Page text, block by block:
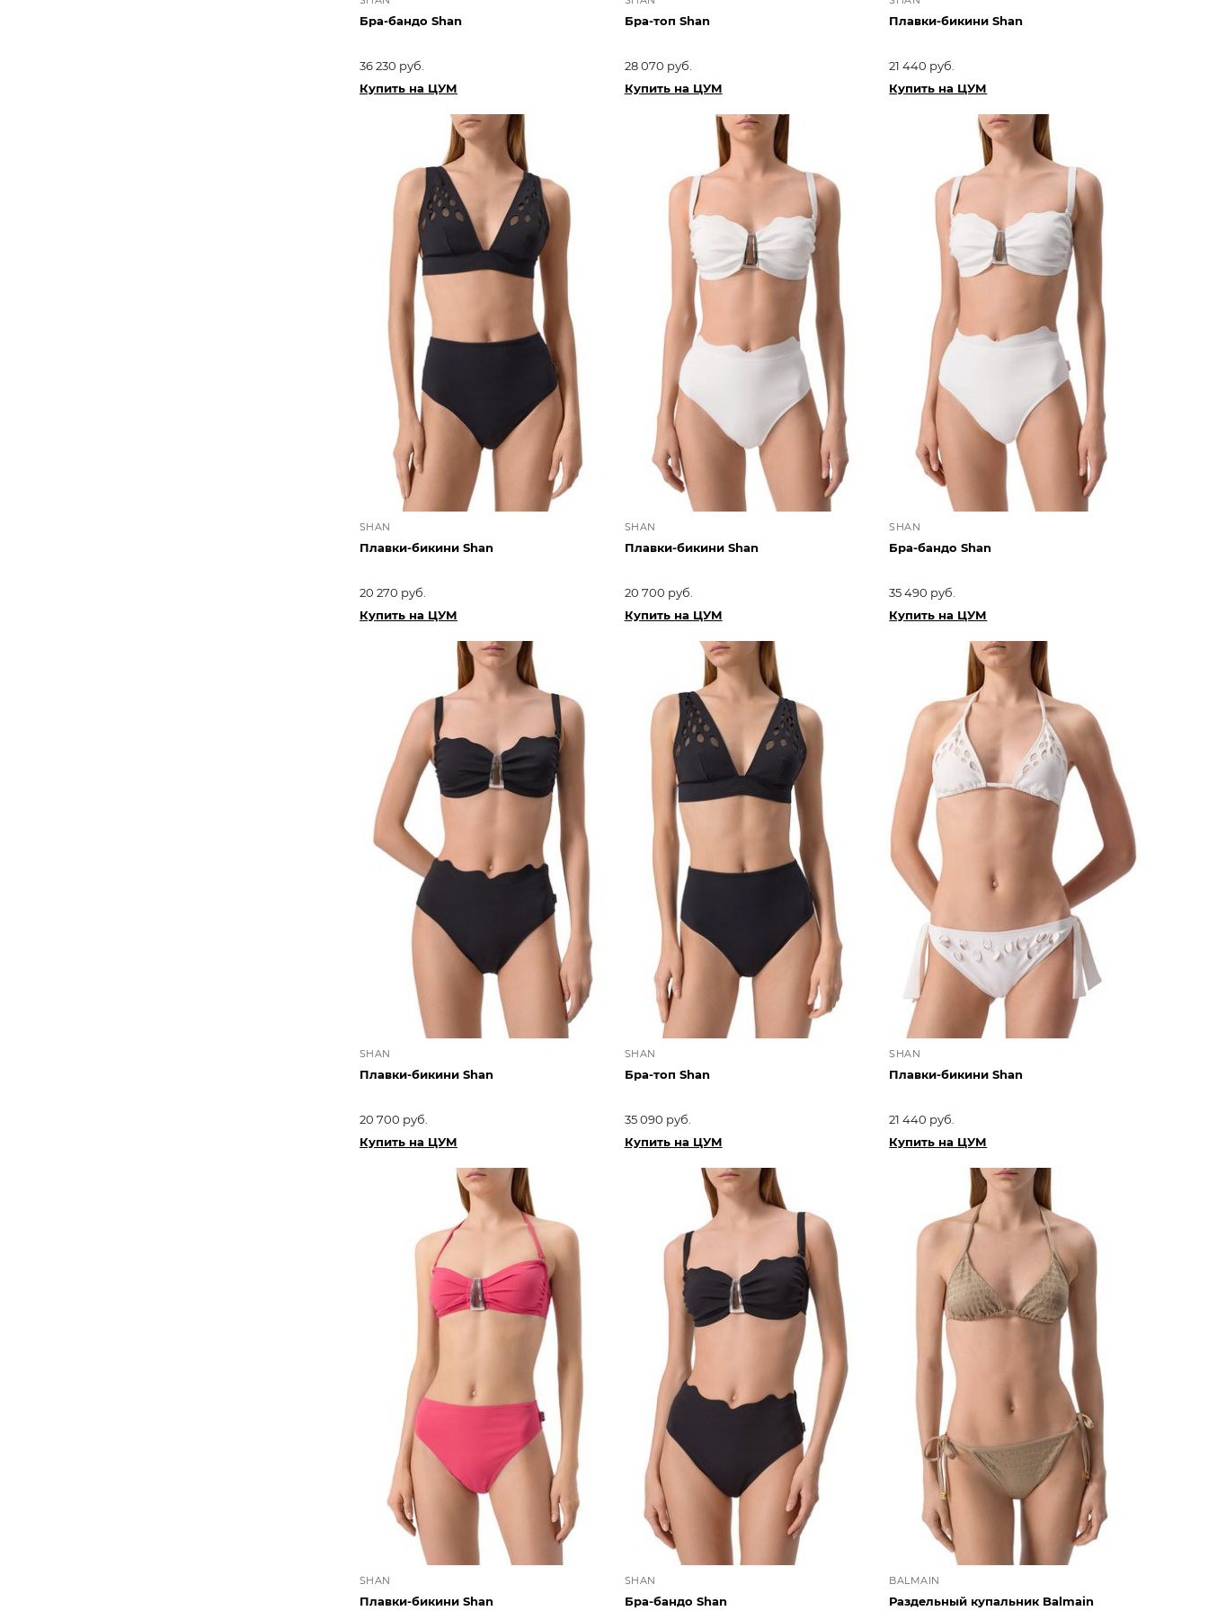
Бра-бандо Shan
36 230 руб.
Купить на ЦУМ
Бра-топ Shan
28 070 руб.
Купить на ЦУМ
Плавки-бикини Shan
21 440 руб.
Купить на ЦУМ
SHAN
Плавки-бикини Shan
20 270 руб.
Купить на ЦУМ
SHAN
Плавки-бикини Shan
20 700 руб.
Купить на ЦУМ
SHAN
Бра-бандо Shan
35 490 руб.
Купить на ЦУМ
SHAN
Плавки-бикини Shan
20 700 руб.
Купить на ЦУМ
SHAN
Бра-топ Shan
35 090 руб.
Купить на ЦУМ
SHAN
Плавки-бикини Shan
21 440 руб.
Купить на ЦУМ
SHAN
Плавки-бикини Shan
SHAN
Бра-бандо Shan
BALMAIN
Раздельный купальник Balmain